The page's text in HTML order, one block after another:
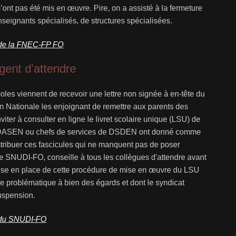
pas été mis en œuvre. Pire, on a assisté à la fermeture
spécialisés, de structures spécialisées.
la FNEC-FP FO
d'attendre
viennent de recevoir une lettre non signée à en-tête du
Nationale les enjoignant de remettre aux parents des
à consulter en ligne le livret scolaire unique (LSU) de
ou chefs de services de DSDEN ont donné comme
ces fascicules qui ne manquent pas de poser
SNUDI-FO, conseille à tous les collègues d'attendre avant
en place de cette procédure de mise en œuvre du LSU
problématique à bien des égards et dont le syndicat
SNUDI-FO